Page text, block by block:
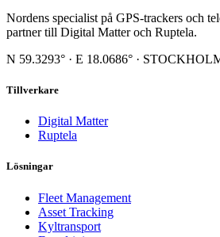
Nordens specialist på GPS-trackers och
partner till Digital Matter och Ruptela.
N 59.3293° · E 18.0686° ·
Tillverkare
Digital Matter
Ruptela
Lösningar
Fleet Management
Asset Tracking
Kyltransport